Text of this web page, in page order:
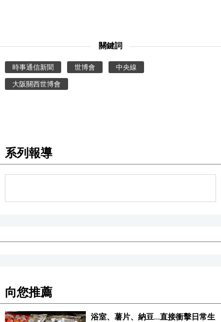
工作勞動
語言
關鍵詞
時事通信新聞 世博會 中央線
大阪關西世博會
系列報導
向您推薦
浴室、薯片、納豆...直接衝擊日常生